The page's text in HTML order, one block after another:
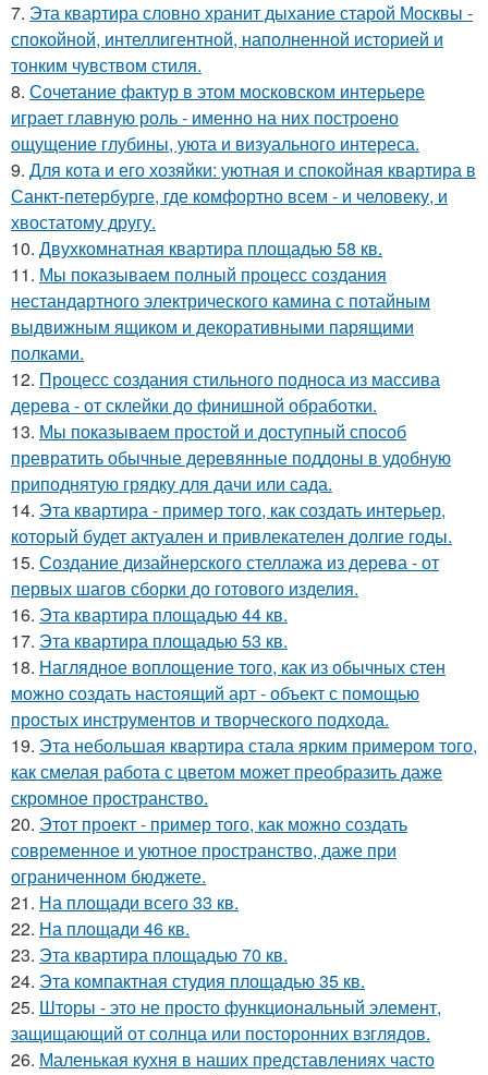
7. Эта квартира словно хранит дыхание старой Москвы -
спокойной, интеллигентной, наполненной историей и
тонким чувством стиля.
8. Сочетание фактур в этом московском интерьере
играет главную роль - именно на них построено
ощущение глубины, уюта и визуального интереса.
9. Для кота и его хозяйки: уютная и спокойная квартира в
Санкт-петербурге, где комфортно всем - и человеку, и
хвостатому другу.
10. Двухкомнатная квартира площадью 58 кв.
11. Мы показываем полный процесс создания
нестандартного электрического камина с потайным
выдвижным ящиком и декоративными парящими
полками.
12. Процесс создания стильного подноса из массива
дерева - от склейки до финишной обработки.
13. Мы показываем простой и доступный способ
превратить обычные деревянные поддоны в удобную
приподнятую грядку для дачи или сада.
14. Эта квартира - пример того, как создать интерьер,
который будет актуален и привлекателен долгие годы.
15. Создание дизайнерского стеллажа из дерева - от
первых шагов сборки до готового изделия.
16. Эта квартира площадью 44 кв.
17. Эта квартира площадью 53 кв.
18. Наглядное воплощение того, как из обычных стен
можно создать настоящий арт - объект с помощью
простых инструментов и творческого подхода.
19. Эта небольшая квартира стала ярким примером того,
как смелая работа с цветом может преобразить даже
скромное пространство.
20. Этот проект - пример того, как можно создать
современное и уютное пространство, даже при
ограниченном бюджете.
21. На площади всего 33 кв.
22. На площади 46 кв.
23. Эта квартира площадью 70 кв.
24. Эта компактная студия площадью 35 кв.
25. Шторы - это не просто функциональный элемент,
защищающий от солнца или посторонних взглядов.
26. Маленькая кухня в наших представлениях часто